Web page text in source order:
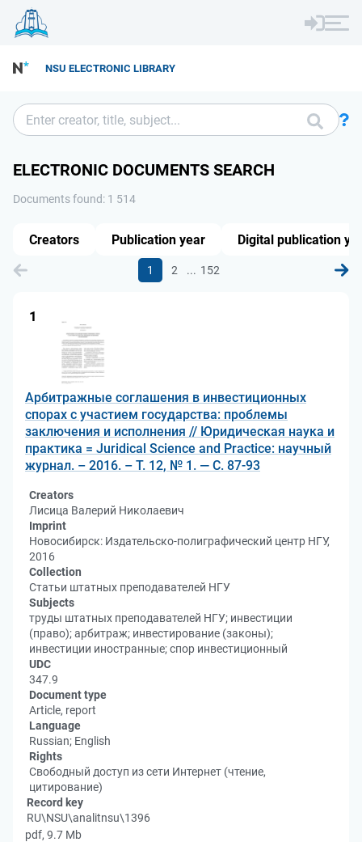
NSU ELECTRONIC LIBRARY
ELECTRONIC DOCUMENTS SEARCH
Documents found: 1 514
1 2 ... 152
1
Арбитражные соглашения в инвестиционных
спорах с участием государства: проблемы
заключения и исполнения // Юридическая наука и
практика = Juridical Science and Practice: научный
журнал. – 2016. – Т. 12, № 1. — С. 87-93
Creators
Лисица Валерий Николаевич
Imprint
Новосибирск: Издательско-полиграфический центр НГУ,
2016
Collection
Статьи штатных преподавателей НГУ
Subjects
труды штатных преподавателей НГУ; инвестиции
(право); арбитраж; инвестирование (законы);
инвестиции иностранные; спор инвестиционный
UDC
347.9
Document type
Article, report
Language
Russian; English
Rights
Свободный доступ из сети Интернет (чтение,
цитирование)
Record key
RU\NSU\analitnsu\1396
pdf, 9.7 Mb
Creators Publication year Digital publication